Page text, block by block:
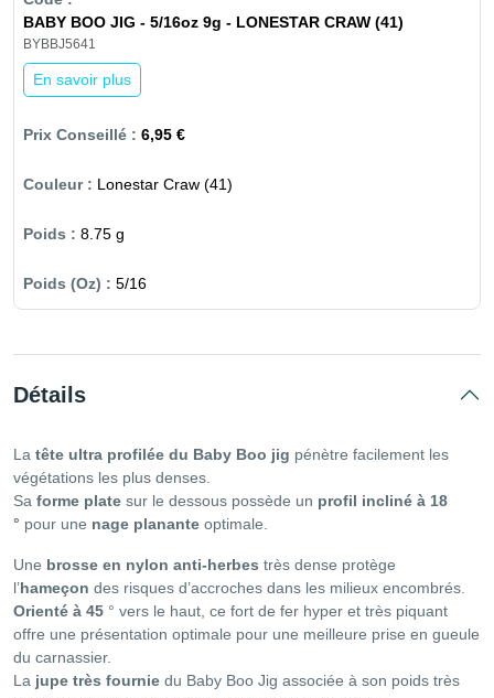
BABY BOO JIG - 5/16oz 9g - LONESTAR CRAW (41)
BYBBJ5641
En savoir plus
6,95 €
Lonestar Craw (41)
8.75 g
5/16
Détails
La tête ultra profilée du Baby Boo jig pénètre facilement les
végétations les plus denses.
Sa forme plate sur le dessous possède un profil incliné à 18
° pour une nage planante optimale.
Une brosse en nylon anti-herbes très dense protège
l’hameçon des risques d’accroches dans les milieux encombrés.
Orienté à 45 ° vers le haut, ce fort de fer hyper et très piquant
offre une présentation optimale pour une meilleure prise en gueule
du carnassier.
La jupe très fournie du Baby Boo Jig associée à son poids très